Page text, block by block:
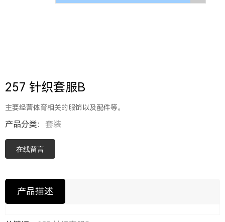
257 针织套服B
主要经营体育相关的服饰以及配件等。
产品分类： 套装
在线留言
产品描述